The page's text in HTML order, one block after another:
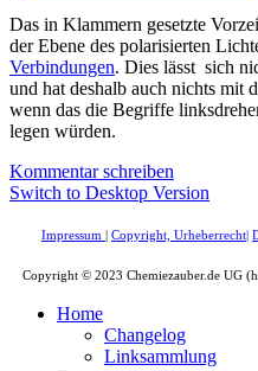
Das in Klammern gesetzte
der Ebene des polarisierten
Verbindungen. Dies lässt sich
und hat deshalb auch nichts mit
wenn das die Begriffe
legen würden.
Kommentar schreiben
Switch to Desktop Version
Impressum Copyright, Urheberrecht
Copyright © 2023 Chemiezauber.de UG
Home
Changelog
Linksammlung